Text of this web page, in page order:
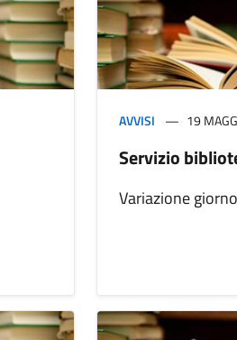
AVVISI 19
Servizio
Variazione